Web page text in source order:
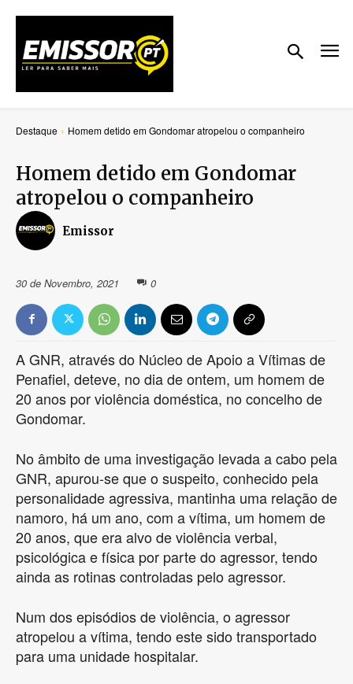
Destaque Homem detido em Gondomar atropelou o companheiro
Homem detido em Gondomar
atropelou o companheiro
Emissor
30 de Novembro, 2021 0
A GNR, através do Núcleo de Apoio a Vítimas de
Penafiel, deteve, no dia de ontem, um homem de
20 anos por violência doméstica, no concelho de
Gondomar.
No âmbito de uma investigação levada a cabo pela
GNR, apurou-se que o suspeito, conhecido pela
personalidade agressiva, mantinha uma relação de
namoro, há um ano, com a vítima, um homem de
20 anos, que era alvo de violência verbal,
psicológica e física por parte do agressor, tendo
ainda as rotinas controladas pelo agressor.
Num dos episódios de violência, o agressor
atropelou a vítima, tendo este sido transportado
para uma unidade hospitalar.